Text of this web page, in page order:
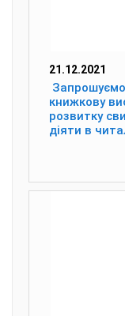
21.12.2021
книжкову
розвитку
діяти в